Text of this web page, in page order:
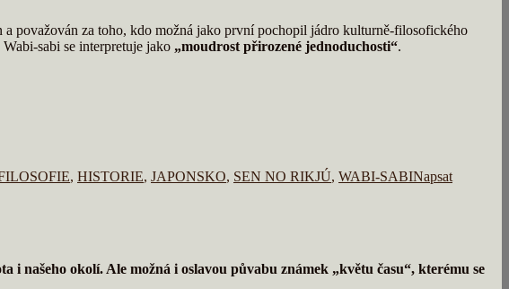
považován za toho, kdo možná jako první pochopil jádro kulturně-filosofického
sabi se interpretuje jako „moudrost přirozené jednoduchosti“.
, HISTORIE, JAPONSKO, SEN NO RIKJÚ, WABI-SABINapsat
i našeho okolí. Ale možná i oslavou půvabu známek „květu času“, kterému se